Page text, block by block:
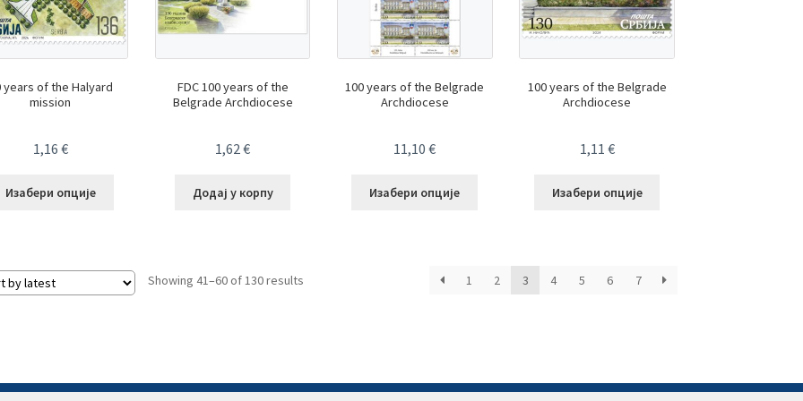
years of the Halyard
mission
1,16 €
Изабери опције
FDC 100 years of the
Belgrade Archdiocese
1,62€
Додај у корпу
100 years of the Belgrade
Archdiocese
11,10€
Изабери опције
100 years of the Belgrade
Archdiocese
1,11 €
Изабери опције
Showing 41–60 of 130 resultsSorted
1 2 3 4 5 6 7